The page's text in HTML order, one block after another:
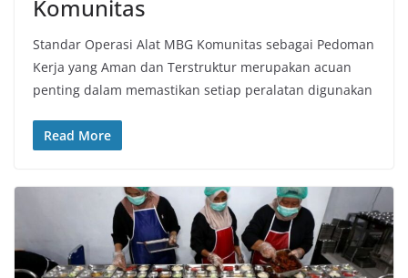
Komunitas
Standar Operasi Alat MBG Komunitas sebagai Pedoman
Kerja yang Aman dan Terstruktur merupakan acuan
penting dalam memastikan setiap peralatan digunakan
Read More